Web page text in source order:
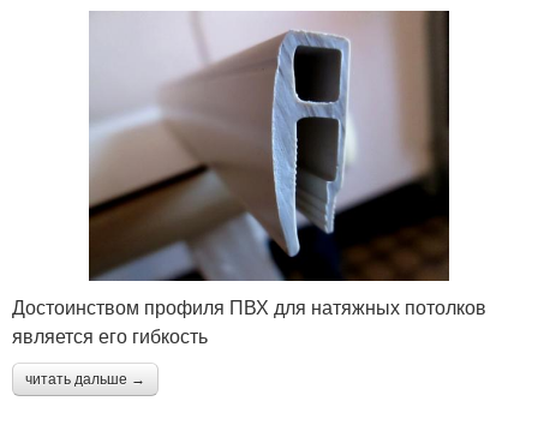
Достоинством профиля ПВХ для натяжных потолков
является его гибкость
читать дальше →